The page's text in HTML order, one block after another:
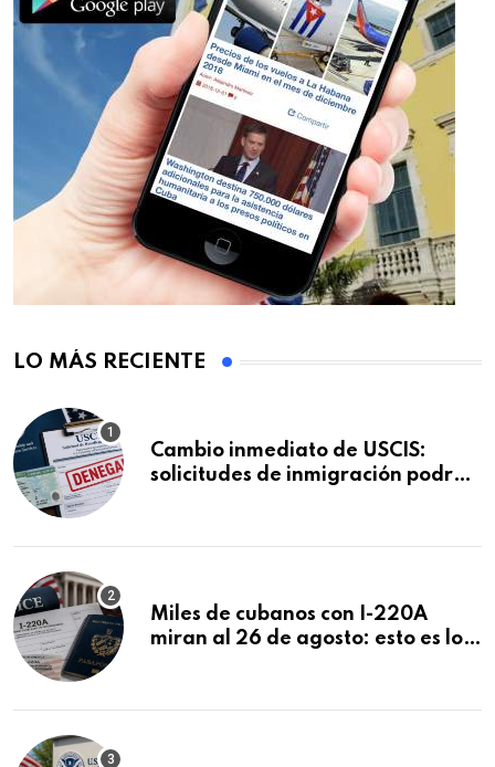
LO MÁS RECIENTE
Cambio inmediato de USCIS:
solicitudes de inmigración podrán
Miles de cubanos con I-220A
miran al 26 de agosto: esto es lo